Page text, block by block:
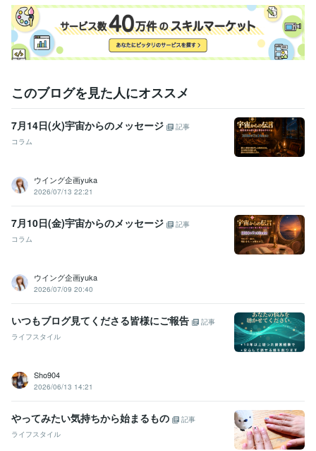
某メーカー 1992年3月 ~ 1993年5月
ファストフード 1994年3月 ~ 1997年2月
地域センター 2009年3月 ~ 2012年2月
住宅関連 2010年7月 ~ 2014年11月
建設関連 2013年3月 ~ 2017年7月
住宅関連 2017年3月 ~ 2018年9月
自動車関連 2016年5月 ~ 2017年12月 2018年2月 ~ 2018年6月 2
018年8月 ~ 2020年5月
建設関連 2020年7月 ~ 2021年2月 2021年5月 ~ 現在
ココナラシルバーランクに昇格
スト オンライン似合う髪型診断アドバイザー
資格・検定
インテリアコーディネーター
取得年 : 2021年
カラーセラピスト
Excel:10年PowerPoint:10年Word:10年Canva:1年
人間関係
悩み相談・カウンセリング
学歴
短期大学
このブログを見た人にオススメ
7月14日(火)宇宙からのメッセージ
記事
コラム
ウイング企画yuka
2026/07/13 22:21
7月10日(金)宇宙からのメッセージ
記事
コラム
ウイング企画yuka
2026/07/09 20:40
いつもブログ見てくださる皆様にご報告
記事
ライフスタイル
Sho904
2026/06/13 14:21
やってみたい気持ちから始まるもの
記事
ライフスタイル